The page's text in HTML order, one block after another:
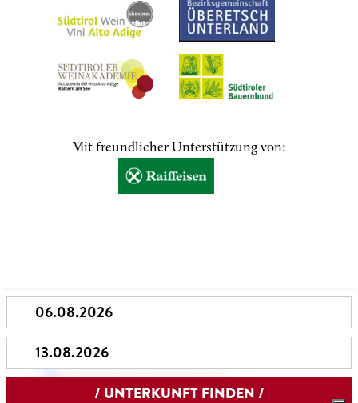
Mit freundlicher Unterstützung von:
Hinweis bei Erhebung
Ihre Datenschutzeinstellungen